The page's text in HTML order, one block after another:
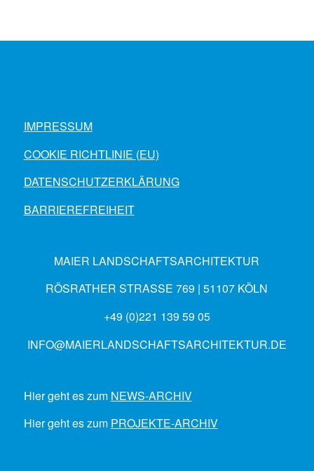
IMPRESSUM
COOKIE RICHTLINIE (EU)
DATENSCHUTZERKLÄRUNG
BARRIEREFREIHEIT
MAIER LANDSCHAFTSARCHITEKTUR
RÖSRATHER STRASSE 769 | 51107 KÖLN
+49 (0)221 139 59 05
INFO@MAIERLANDSCHAFTSARCHITEKTUR.DE
Hier geht es zum NEWS-ARCHIV
Hier geht es zum PROJEKTE-ARCHIV